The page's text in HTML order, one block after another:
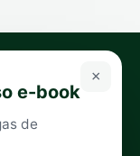
×
e-book
de
e seleção